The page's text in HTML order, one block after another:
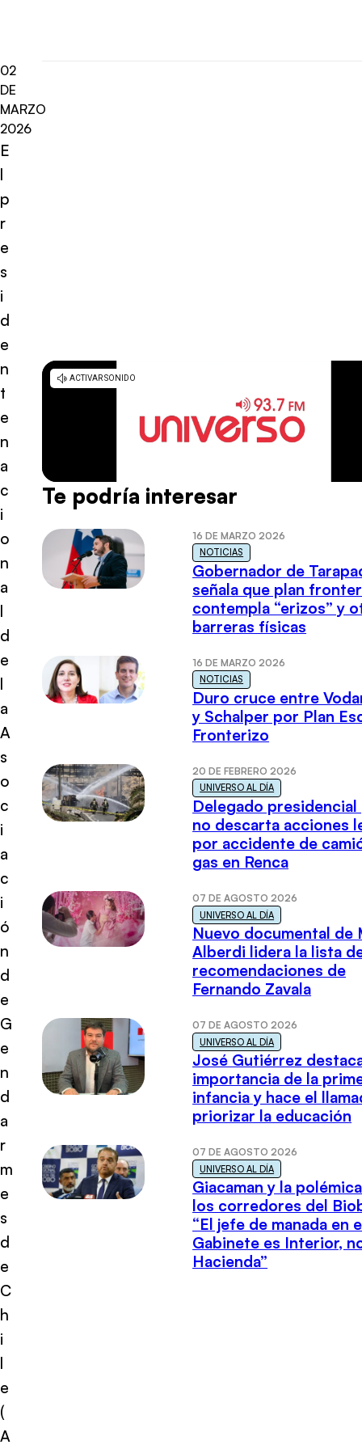
02
DE
MARZO
2026
E
l
p
r
e
s
i
d
e
n
t
e
n
a
c
i
o
n
a
l
d
e
l
a
A
s
o
c
i
a
c
i
ó
n
d
e
G
e
n
d
a
r
m
e
s
d
e
C
h
i
l
e
(
A
Te podría interesar
16 DE MARZO 2026
NOTICIAS
Gobernador de
señala que plan
contempla “erizos” y
barreras físicas
16 DE MARZO 2026
NOTICIAS
Duro cruce entre
y Schalper por Plan
Fronterizo
20 DE FEBRERO 2026
UNIVERSO AL DÍA
Delegado presidencial
no descarta acciones
por accidente de
gas en Renca
07 DE AGOSTO 2026
UNIVERSO AL DÍA
Nuevo documental de
Alberdi lidera la lista
recomendaciones de
Fernando Zavala
07 DE AGOSTO 2026
UNIVERSO AL DÍA
José Gutiérrez
importancia de la
infancia y hace el
priorizar la educación
07 DE AGOSTO 2026
UNIVERSO AL DÍA
Giacaman y la
los corredores del
“El jefe de manada en
Gabinete es Interior,
Hacienda”